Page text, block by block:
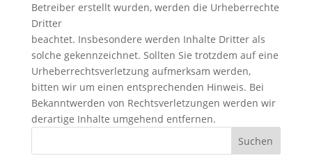
Betreiber erstellt wurden, werden die Urheberrechte
Dritter
beachtet. Insbesondere werden Inhalte Dritter als
solche gekennzeichnet. Sollten Sie trotzdem auf eine
Urheberrechtsverletzung aufmerksam werden,
bitten wir um einen entsprechenden Hinweis. Bei
Bekanntwerden von Rechtsverletzungen werden wir
derartige Inhalte umgehend entfernen.
Suchen